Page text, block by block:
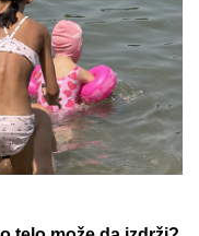
Extra. A ti? Saznaj